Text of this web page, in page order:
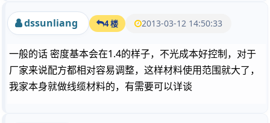
dssunliang 4 楼 2013-03-12 14:50:33
一般的话 密度基本会在1.4的样子，不光成本好控制，对于
厂家来说配方都相对容易调整，这样材料使用范围就大了，
我家本身就做线缆材料的，有需要可以详谈